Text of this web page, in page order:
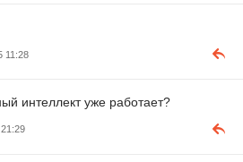
11:28
интеллект уже работает?